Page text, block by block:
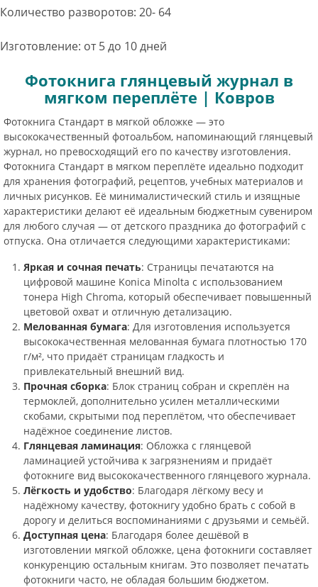
Количество разворотов: 20- 64
Изготовление: от 5 до 10 дней
Фотокнига глянцевый журнал в
мягком переплёте | Ковров
Фотокнига Стандарт в мягкой обложке — это
высококачественный фотоальбом, напоминающий глянцевый
журнал, но превосходящий его по качеству изготовления.
Фотокнига Стандарт в мягком переплёте идеально подходит
для хранения фотографий, рецептов, учебных материалов и
личных рисунков. Её минималистический стиль и изящные
характеристики делают её идеальным бюджетным сувениром
для любого случая — от детского праздника до фотографий с
отпуска. Она отличается следующими характеристиками:
Яркая и сочная печать: Страницы печатаются на
цифровой машине Konica Minolta с использованием
тонера High Chroma, который обеспечивает повышенный
цветовой охват и отличную детализацию.
Мелованная бумага: Для изготовления используется
высококачественная мелованная бумага плотностью 170
г/м², что придаёт страницам гладкость и
привлекательный внешний вид.
Прочная сборка: Блок страниц собран и скреплён на
термоклей, дополнительно усилен металлическими
скобами, скрытыми под переплётом, что обеспечивает
надёжное соединение листов.
Глянцевая ламинация: Обложка с глянцевой
ламинацией устойчива к загрязнениям и придаёт
фотокниге вид высококачественного глянцевого журнала.
Лёгкость и удобство: Благодаря лёгкому весу и
надёжному качеству, фотокнигу удобно брать с собой в
дорогу и делиться воспоминаниями с друзьями и семьёй.
Доступная цена: Благодаря более дешёвой в
изготовлении мягкой обложке, цена фотокниги составляет
конкуренцию остальным книгам. Это позволяет печатать
фотокниги часто, не обладая большим бюджетом.